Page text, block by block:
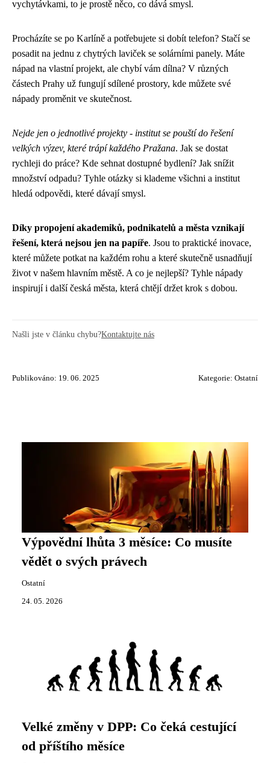
vychytávkami, to je prostě něco, co dává smysl.
Procházíte se po Karlíně a potřebujete si dobít telefon? Stačí se
posadit na jednu z chytrých laviček se solárními panely. Máte
nápad na vlastní projekt, ale chybí vám dílna? V různých
částech Prahy už fungují sdílené prostory, kde můžete své
nápady proměnit ve skutečnost.
Nejde jen o jednotlivé projekty - institut se pouští do řešení
velkých výzev, které trápí každého Pražana. Jak se dostat
rychleji do práce? Kde sehnat dostupné bydlení? Jak snížit
množství odpadu? Tyhle otázky si klademe všichni a institut
hledá odpovědi, které dávají smysl.
Díky propojení akademiků, podnikatelů a města vznikají
řešení, která nejsou jen na papíře. Jsou to praktické inovace,
které můžete potkat na každém rohu a které skutečně usnadňují
život v našem hlavním městě. A co je nejlepší? Tyhle nápady
inspirují i další česká města, která chtějí držet krok s dobou.
Našli jste v článku chybu?Kontaktujte nás
Publikováno: 19. 06. 2025 Kategorie: Ostatní
Výpovědní lhůta 3 měsíce: Co musíte
vědět o svých právech
Ostatní
24. 05. 2026
Velké změny v DPP: Co čeká cestující
od příštího měsíce